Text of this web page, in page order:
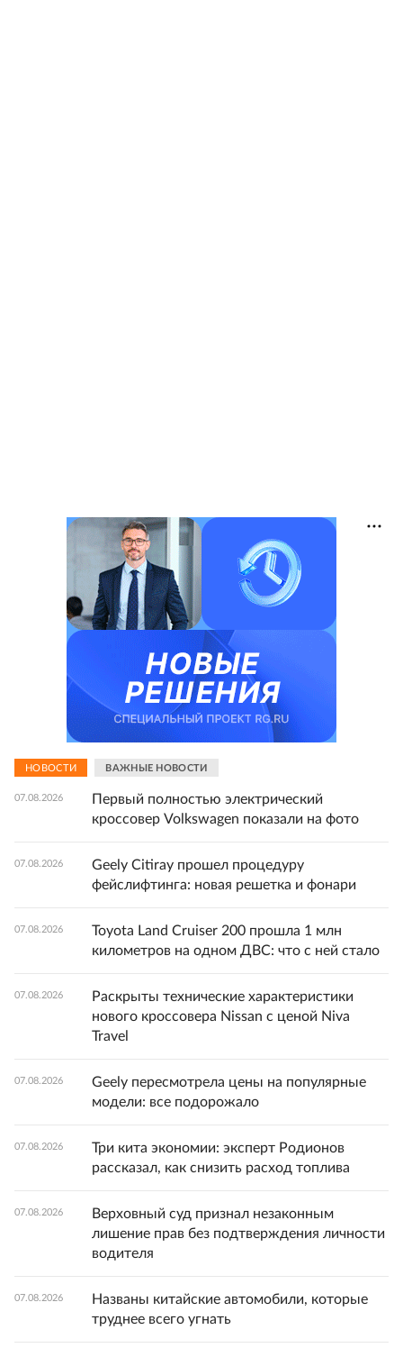
НОВОСТИ ВАЖНЫЕ НОВОСТИ
07.08.2026
Первый полностью электрический
кроссовер Volkswagen показали на фото
07.08.2026
Geely Citiray прошел процедуру
фейслифтинга: новая решетка и фонари
07.08.2026
Toyota Land Cruiser 200 прошла 1 млн
километров на одном ДВС: что с ней стало
07.08.2026
Раскрыты технические характеристики
нового кроссовера Nissan с ценой Niva
Travel
07.08.2026
Geely пересмотрела цены на популярные
модели: все подорожало
07.08.2026
Три кита экономии: эксперт Родионов
рассказал, как снизить расход топлива
07.08.2026
Верховный суд признал незаконным
лишение прав без подтверждения личности
водителя
07.08.2026
Названы китайские автомобили, которые
труднее всего угнать